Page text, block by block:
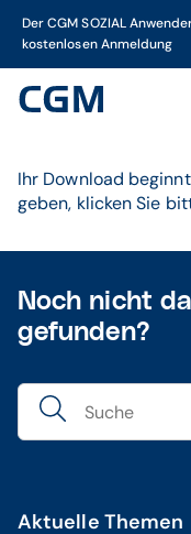
Der CGM SOZIAL
kostenlosen Anmeldung
Ihr Download
geben, klicken Sie
Noch nicht
gefunden?
Aktuelle Themen